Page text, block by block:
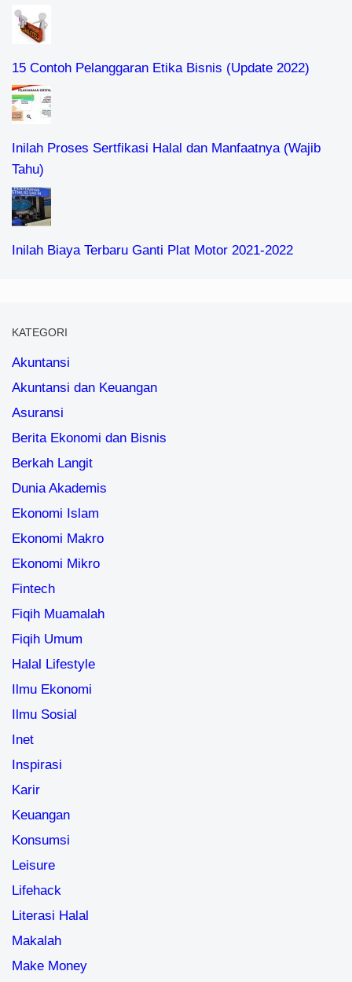
15 Contoh Pelanggaran Etika Bisnis (Update 2022)
Inilah Proses Sertfikasi Halal dan Manfaatnya (Wajib
Tahu)
Inilah Biaya Terbaru Ganti Plat Motor 2021-2022
KATEGORI
Akuntansi
Akuntansi dan Keuangan
Asuransi
Berita Ekonomi dan Bisnis
Berkah Langit
Dunia Akademis
Ekonomi Islam
Ekonomi Makro
Ekonomi Mikro
Fintech
Fiqih Muamalah
Fiqih Umum
Halal Lifestyle
Ilmu Ekonomi
Ilmu Sosial
Inet
Inspirasi
Karir
Keuangan
Konsumsi
Leisure
Lifehack
Literasi Halal
Makalah
Make Money